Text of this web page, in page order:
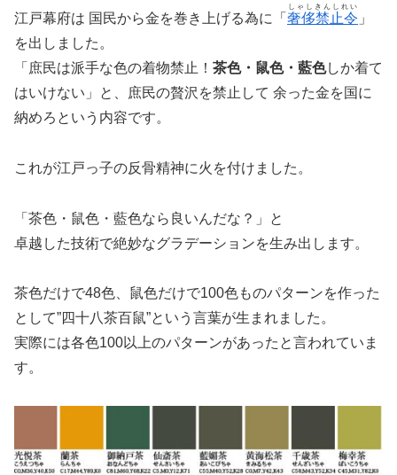
江戸幕府は 国民から金を巻き上げる為に「 奢侈禁止令
しゃしきんしれい
」
を出しました。
「庶民は派手な色の着物禁止！ 茶色・鼠色・藍色しか着て
はいけない」と、庶民の贅沢を禁止して 余った金を国に
納めろという内容です。
これが江戸っ子の反骨精神に火を付けました。
「茶色・鼠色・藍色なら良いんだな？」と
卓越した技術で絶妙なグラデーションを生み出します。
茶色だけで48色、鼠色だけで100色ものパターンを作った
として”四十八茶百鼠”という言葉が生まれました。
実際には各色100以上のパターンがあったと言われていま
す。